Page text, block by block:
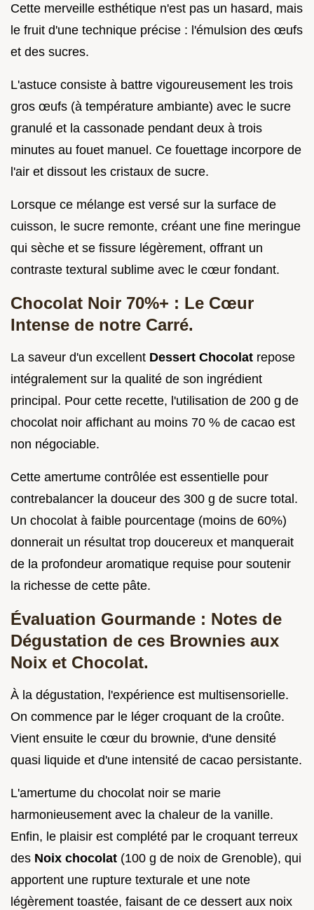
Cette merveille esthétique n'est pas un hasard, mais
le fruit d'une technique précise : l'émulsion des œufs
et des sucres.
L'astuce consiste à battre vigoureusement les trois
gros œufs (à température ambiante) avec le sucre
granulé et la cassonade pendant deux à trois
minutes au fouet manuel. Ce fouettage incorpore de
l'air et dissout les cristaux de sucre.
Lorsque ce mélange est versé sur la surface de
cuisson, le sucre remonte, créant une fine meringue
qui sèche et se fissure légèrement, offrant un
contraste textural sublime avec le cœur fondant.
Chocolat Noir 70%+ : Le Cœur
Intense de notre Carré.
La saveur d'un excellent Dessert Chocolat repose
intégralement sur la qualité de son ingrédient
principal. Pour cette recette, l'utilisation de 200 g de
chocolat noir affichant au moins 70 % de cacao est
non négociable.
Cette amertume contrôlée est essentielle pour
contrebalancer la douceur des 300 g de sucre total.
Un chocolat à faible pourcentage (moins de 60%)
donnerait un résultat trop doucereux et manquerait
de la profondeur aromatique requise pour soutenir
la richesse de cette pâte.
Évaluation Gourmande : Notes de
Dégustation de ces Brownies aux
Noix et Chocolat.
À la dégustation, l'expérience est multisensorielle.
On commence par le léger croquant de la croûte.
Vient ensuite le cœur du brownie, d'une densité
quasi liquide et d'une intensité de cacao persistante.
L'amertume du chocolat noir se marie
harmonieusement avec la chaleur de la vanille.
Enfin, le plaisir est complété par le croquant terreux
des Noix chocolat (100 g de noix de Grenoble), qui
apportent une rupture texturale et une note
légèrement toastée, faisant de ce dessert aux noix